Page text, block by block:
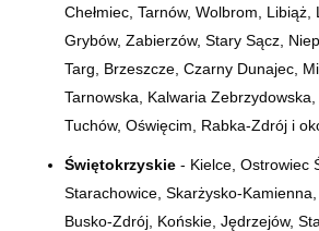
Chełmiec, Tarnów, Wolbrom, Libiąż,
Grybów, Zabierzów, Stary Sącz,
Targ, Brzeszcze, Czarny Dunajec,
Tarnowska, Kalwaria Zebrzydowska,
Tuchów, Oświęcim, Rabka-Zdrój i
Świętokrzyskie- Kielce, Ostrowiec
Starachowice, Skarżysko-Kamienna,
Busko-Zdrój, Końskie, Jędrzejów,